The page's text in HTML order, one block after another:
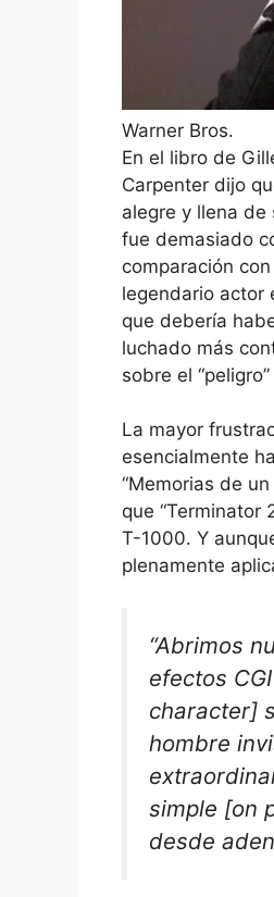
Warner Bros.
En el libro de
Carpenter dijo
alegre y llena
fue demasiado
comparación
legendario actor
que debería
luchado más
sobre el
La mayor
esencialmente
“Memorias de
que “Terminator
T-1000. Y
plenamente
“Abrimos
efectos
character]
hombre
simple [on
desde